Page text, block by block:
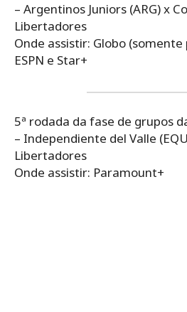
– Argentinos Juniors (ARG) x
Libertadores
Onde assistir: Globo (somente
ESPN e Star+
5ª rodada da fase de grupos
– Independiente del Valle
Libertadores
Onde assistir: Paramount+